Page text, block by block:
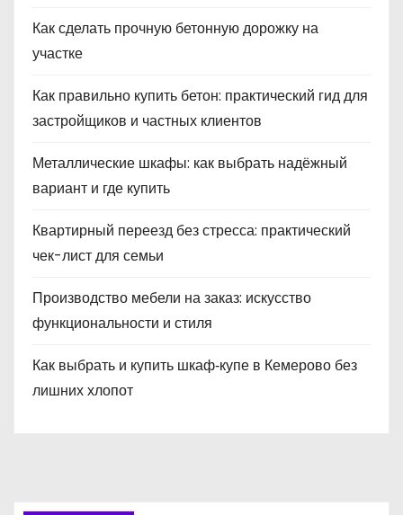
Как сделать прочную бетонную дорожку на
участке
Как правильно купить бетон: практический гид для
застройщиков и частных клиентов
Металлические шкафы: как выбрать надёжный
вариант и где купить
Квартирный переезд без стресса: практический
чек-лист для семьи
Производство мебели на заказ: искусство
функциональности и стиля
Как выбрать и купить шкаф‑купе в Кемерово без
лишних хлопот